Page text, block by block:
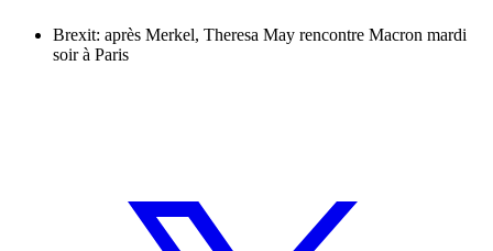
Brexit: après Merkel, Theresa May rencontre Macron mardi
soir à Paris